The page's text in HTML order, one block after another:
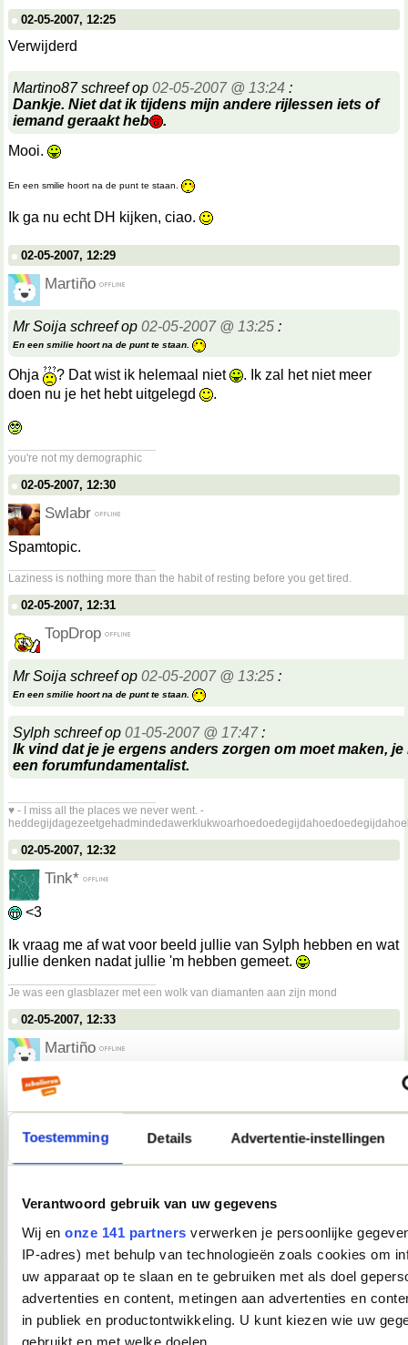
Toestemming Details Advertentie-instellingen
Verantwoord gebruik van uw gegevens
Wij en onze 141 partners verwerken je persoonlijke
IP-adres) met behulp van technologieën zoals cookies om
uw apparaat op te slaan en te gebruiken met als doel
advertenties en content, metingen aan advertenties en
in publiek en productontwikkeling. U kunt kiezen wie uw
gebruikt en met welke doelen.
02-05-2007, 12:25
Verwijderd
Martino87 schreef op 02-05-2007 @ 13:24 :
Dankje. Niet dat ik tijdens mijn andere rijlessen iets of
iemand geraakt heb
.
Mooi.
En een smilie hoort na de punt te staan.
Ik ga nu echt DH kijken, ciao.
02-05-2007, 12:29
Martiño
Mr Soija schreef op 02-05-2007 @ 13:25 :
En een smilie hoort na de punt te staan.
Ohja ? Dat wist ik helemaal niet
. Ik zal het niet meer
doen nu je het hebt uitgelegd
.
you're not my demographic
02-05-2007, 12:30
Swlabr
Spamtopic.
Laziness is nothing more than the habit of resting before you get tired.
02-05-2007, 12:31
TopDrop
Mr Soija schreef op 02-05-2007 @ 13:25 :
En een smilie hoort na de punt te staan.
Sylph schreef op 01-05-2007 @ 17:47:
Ik vind dat je je ergens anders zorgen om moet maken,
een forumfundamentalist.
♥ - I miss all the places we never went. -
02-05-2007, 12:32
Tink*
<3
Ik vraag me af wat voor beeld jullie van Sylph hebben en wat
jullie denken nadat jullie 'm hebben gemeet.
Je was een glasblazer met een wolk van diamanten aan zijn mond
02-05-2007, 12:33
Martiño
Darkiekurd schreef op
Niet.
Dit is het "embarrassing moments, leuke anekdotes,
vermaak uw medeforummer" topic, nummer 2!
Dit had dus eigenlijk in de eerste post gemoeten.
__________________
02-05-2007, 12:36
Tink*